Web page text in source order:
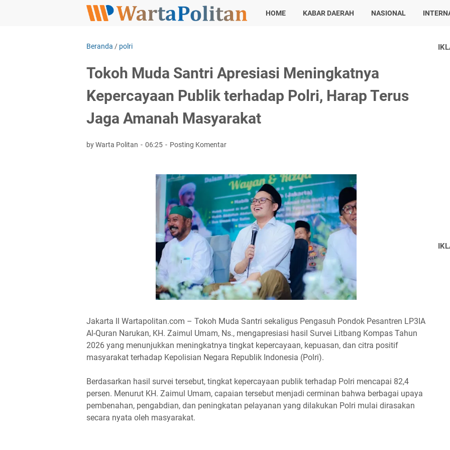
HOME KABAR DAERAH NASIONAL
Beranda / polri
Tokoh Muda Santri Apresiasi Meningkatnya
Kepercayaan Publik terhadap Polri, Harap Terus
Jaga Amanah Masyarakat
by Warta Politan 06:25 Posting Komentar
Jakarta ll Wartapolitan.com – Tokoh Muda Santri sekaligus Pengasuh Pondok Pesantren LP3IA
Al-Quran Narukan, KH. Zaimul Umam, Ns., mengapresiasi hasil Survei Litbang Kompas Tahun
2026 yang menunjukkan meningkatnya tingkat kepercayaan, kepuasan, dan citra positif
masyarakat terhadap Kepolisian Negara Republik Indonesia (Polri).
Berdasarkan hasil survei tersebut, tingkat kepercayaan publik terhadap Polri mencapai 82,4
persen. Menurut KH. Zaimul Umam, capaian tersebut menjadi cerminan bahwa berbagai upaya
pembenahan, pengabdian, dan peningkatan pelayanan yang dilakukan Polri mulai dirasakan
secara nyata oleh masyarakat.